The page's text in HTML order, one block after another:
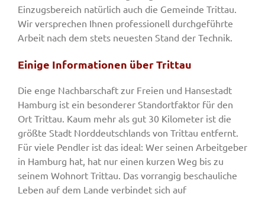
Einzugsbereich natürlich auch die Gemeinde Trittau.
Wir versprechen Ihnen professionell durchgeführte
Arbeit nach dem stets neuesten Stand der Technik.
Einige Informationen über Trittau
Die enge Nachbarschaft zur Freien und Hansestadt
Hamburg ist ein besonderer Standortfaktor für den
Ort Trittau. Kaum mehr als gut 30 Kilometer ist die
größte Stadt Norddeutschlands von Trittau entfernt.
Für viele Pendler ist das ideal: Wer seinen Arbeitgeber
in Hamburg hat, hat nur einen kurzen Weg bis zu
seinem Wohnort Trittau. Das vorrangig beschauliche
Leben auf dem Lande verbindet sich auf